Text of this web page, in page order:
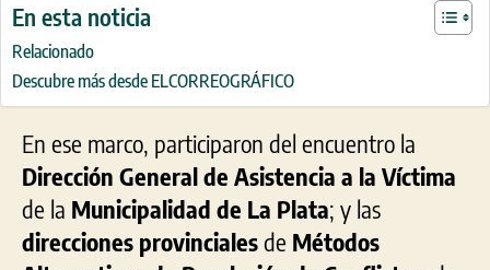
En esta noticia
Relacionado
Descubre más desde ELCORREOGRÁFICO
En ese marco, participaron del encuentro la
Dirección General de Asistencia a la Víctima
de la Municipalidad de La Plata; y las
direcciones provincialesde Métodos